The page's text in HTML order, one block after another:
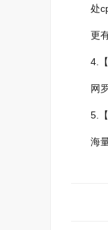
处cp
更有
4.【
网罗
5.【
海量